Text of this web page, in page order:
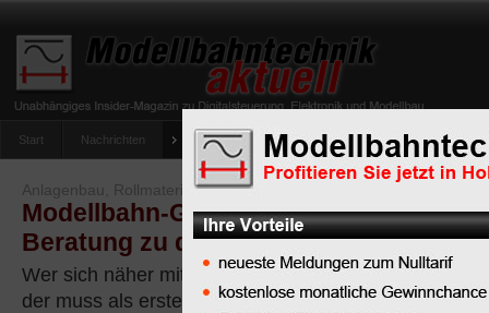
Start Nachrichten Tipps Newsletter Archiv Magazin
umfrage-viessmann-multiprotokoll-lichtdecoder
Anlagenbau, Rollmaterial
Modellbahn-Grundlagenwissen:
Beratung zu den typischen
Wer sich näher mit dem Hobby Modelleisenbahn
der muss als erstes eine zentrale Entscheidung